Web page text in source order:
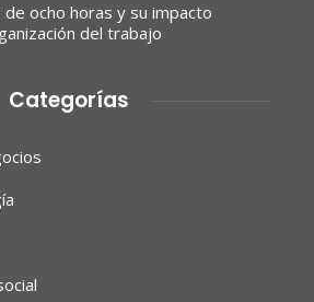
de ocho horas y su impacto
del trabajo
Categorías